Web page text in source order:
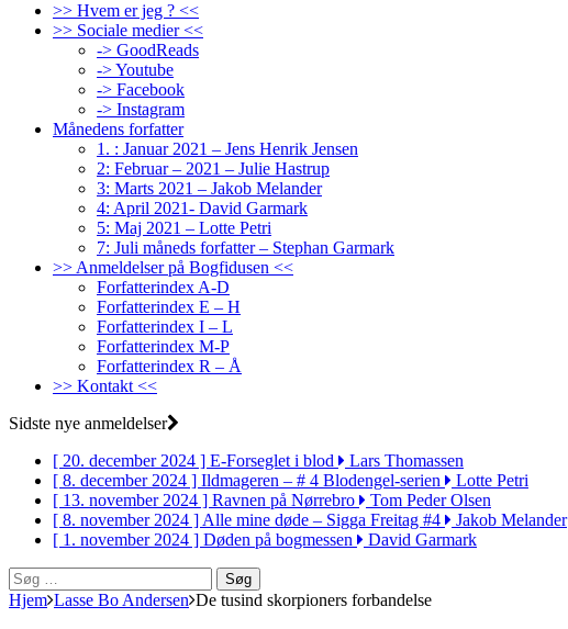
>> Hvem er jeg ? <<
>> Sociale medier <<
-> GoodReads
-> Youtube
-> Facebook
-> Instagram
Månedens forfatter
1. : Januar 2021 – Jens Henrik Jensen
2: Februar – 2021 – Julie Hastrup
3: Marts 2021 – Jakob Melander
4: April 2021- David Garmark
5: Maj 2021 – Lotte Petri
7: Juli måneds forfatter – Stephan Garmark
>> Anmeldelser på Bogfidusen <<
Forfatterindex A-D
Forfatterindex E – H
Forfatterindex I – L
Forfatterindex M-P
Forfatterindex R – Å
>> Kontakt <<
Sidste nye anmeldelser
[ 20. december 2024 ] E-Forseglet i blod
Lars Thomassen
[ 8. december 2024 ] Ildmageren – # 4 Blodengel-serien
Lotte Petri
[ 13. november 2024 ] Ravnen på Nørrebro
Tom Peder Olsen
[ 8. november 2024 ]Alle mine døde – Sigga Freitag #4
Jakob Melander
[ 1. november 2024 ] Døden på bogmessen
David Garmark
Søg
efter:
Hjem Lasse Bo Andersen De tusind skorpioners forbandelse